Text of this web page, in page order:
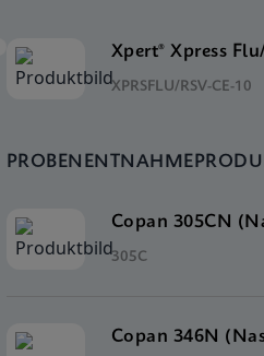
Xpert® Xpress
XPRSFLU/RSV-CE-10
Copan 305CN
305C
Copan 346N